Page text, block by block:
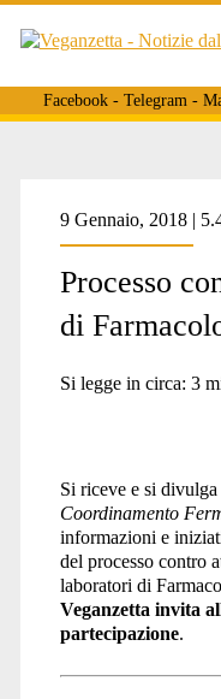
Facebook- Telegram-
Tag:
ogni
gabbia</
9 Gennaio, 2018 |
Processo
di
Si legge in circa: 3
Si riceve e si
Coordinamento
informazioni e
del processo contro
laboratori di
Veganzetta invita
partecipazione.